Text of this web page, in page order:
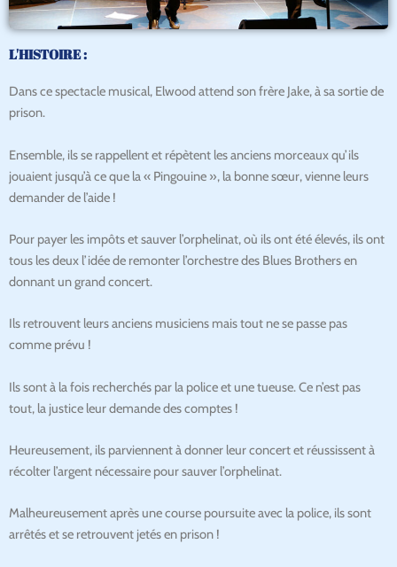
L'HISTOIRE :
Dans ce spectacle musical, Elwood attend son frère Jake, à sa sortie de
prison.
Ensemble, ils se rappellent et répètent les anciens morceaux qu’ils
jouaient jusqu’à ce que la « Pingouine », la bonne sœur, vienne leurs
demander de l’aide !
Pour payer les impôts et sauver l’orphelinat, où ils ont été élevés, ils ont
tous les deux l’idée de remonter l’orchestre des Blues Brothers en
donnant un grand concert.
Ils retrouvent leurs anciens musiciens mais tout ne se passe pas
comme prévu !
Ils sont à la fois recherchés par la police et une tueuse. Ce n’est pas
tout, la justice leur demande des comptes !
Heureusement, ils parviennent à donner leur concert et réussissent à
récolter l’argent nécessaire pour sauver l’orphelinat.
Malheureusement après une course poursuite avec la police, ils sont
arrêtés et se retrouvent jetés en prison !